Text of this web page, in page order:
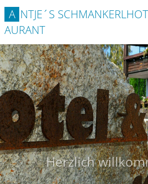
A NTJE´S SCHMANKERLHOT
AURANT
Herzlich